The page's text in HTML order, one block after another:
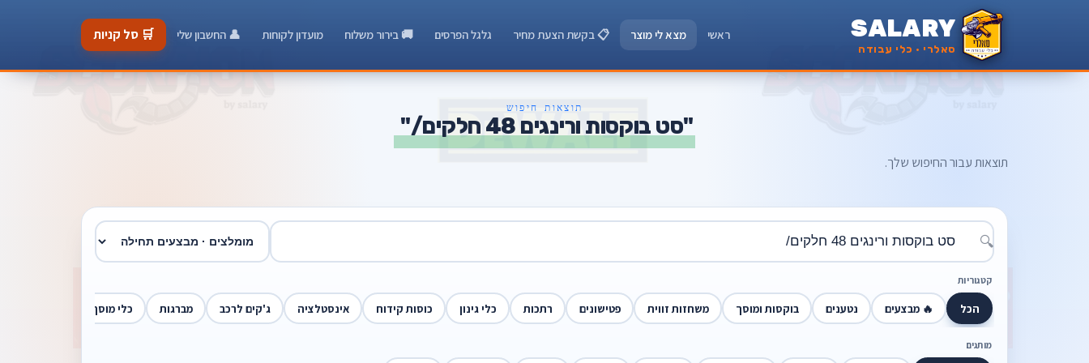
SALARY
סאלרי · כלי עבודה
ראשי מצא לי מוצר 📋 בקשת הצעת מחיר גלגל הפרסים 🚚 בירור משלוח מועדון לקוחות 👤 החשבון שלי 🛒 סל קניות
תוצאות חיפוש
"סט בוקסות ורינגים 48 חלקים/"
תוצאות עבור החיפוש שלך.
🔍
קטגוריות
הכל 🔥 מבצעים נטענים בוקסות ומוסך משחזות זווית פטישונים רתכות כלי גינון כוסות קידוח אינסטלציה ג'קים לרכב מברגות כלי מוסך
מותגים